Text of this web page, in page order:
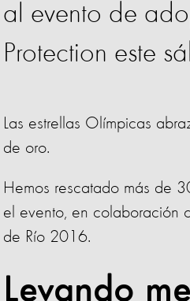
al evento de
Protection este
Las estrellas Olímpicas
de oro.
Hemos rescatado más de
el evento, en colaboración
de Río 2016.
Levando